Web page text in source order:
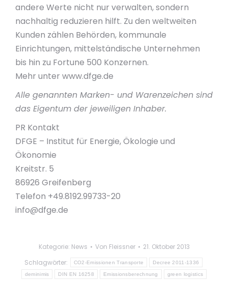
andere Werte nicht nur verwalten, sondern
nachhaltig reduzieren hilft. Zu den weltweiten
Kunden zählen Behörden, kommunale
Einrichtungen, mittelständische Unternehmen
bis hin zu Fortune 500 Konzernen.
Mehr unter www.dfge.de
Alle genannten Marken- und Warenzeichen sind
das Eigentum der jeweiligen Inhaber.
PR Kontakt
DFGE – Institut für Energie, Ökologie und
Ökonomie
Kreitstr. 5
86926 Greifenberg
Telefon +49.8192.99733-20
info@dfge.de
Kategorie: News Von Fleissner
21. Oktober 2013
Schlagwörter:
CO2-Emissionen Transporte Decree 2011-1336
deminimis DIN EN 16258 Emissionsberechnung green logistics